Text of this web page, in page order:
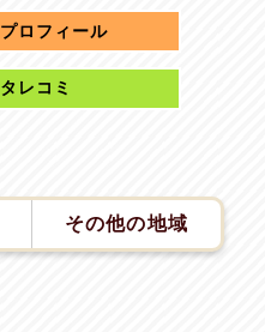
プロフィール
タレコミ
その他の地域